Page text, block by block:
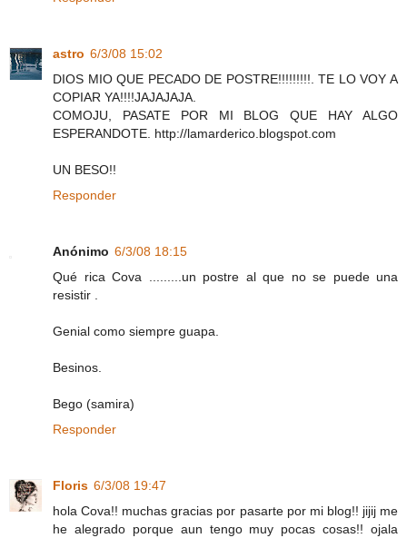
astro 6/3/08 15:02
DIOS MIO QUE PECADO DE POSTRE!!!!!!!!!. TE LO VOY A
COPIAR YA!!!!JAJAJAJA.
COMOJU, PASATE POR MI BLOG QUE HAY ALGO
ESPERANDOTE. http://lamarderico.blogspot.com
UN BESO!!
Responder
Anónimo 6/3/08 18:15
Qué rica Cova .........un postre al que no se puede una
resistir .
Genial como siempre guapa.
Besinos.
Bego (samira)
Responder
Floris 6/3/08 19:47
hola Cova!! muchas gracias por pasarte por mi blog!! jijij me
he alegrado porque aun tengo muy pocas cosas!! ojala